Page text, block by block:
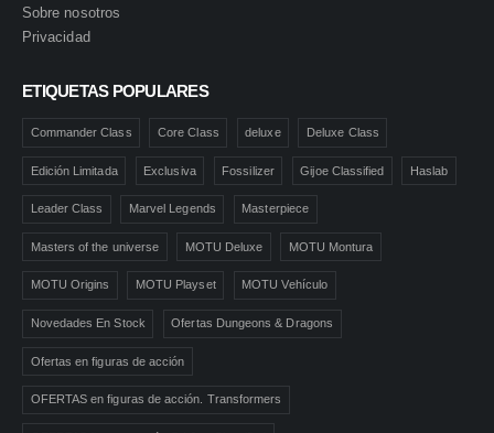
Sobre nosotros
Privacidad
ETIQUETAS POPULARES
Commander Class Core Class deluxe Deluxe Class
Edición Limitada Exclusiva Fossilizer Gijoe Classified Haslab
Leader Class Marvel Legends Masterpiece
Masters of the universe MOTU Deluxe MOTU Montura
MOTU Origins MOTU Playset MOTU Vehículo
Novedades En Stock Ofertas Dungeons & Dragons
Ofertas en figuras de acción
OFERTAS en figuras de acción. Transformers